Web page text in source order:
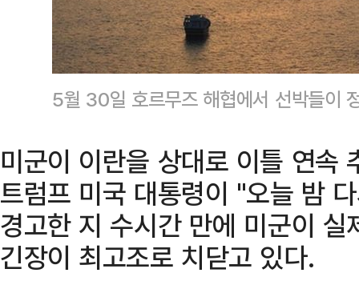
5월 30일 호르무즈 해협에서 선박들이
미군이 이란을 상대로 이틀 연속
트럼프 미국 대통령이 "오늘 밤
경고한 지 수시간 만에 미군이
긴장이 최고조로 치닫고 있다.